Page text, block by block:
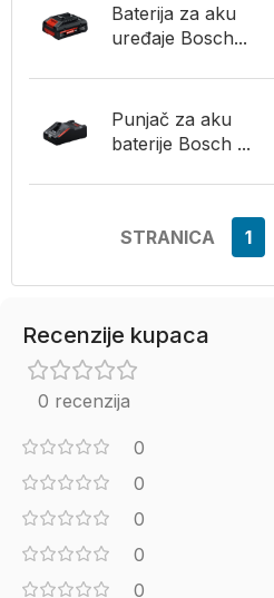
Baterija za aku
uređaje Bosch...
Punjač za aku
baterije Bosch ...
STRANICA 1
Recenzije kupaca
0 recenzija
0
0
0
0
0